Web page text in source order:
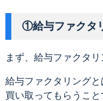
①給与ファクタ
まず、給与ファクタ
給与ファクタリング
買い取ってもらうこ